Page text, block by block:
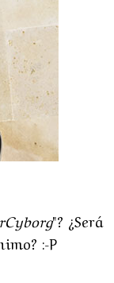
"? ¿Será
:-P